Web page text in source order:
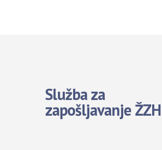
Služba za
zapošljavanje ŽZH